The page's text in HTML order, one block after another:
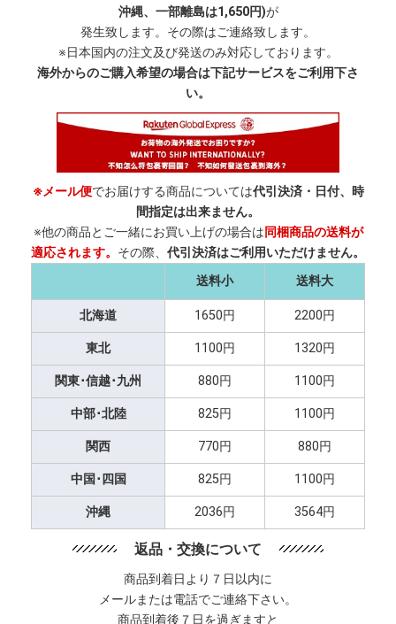
沖縄、一部離島は1,650円)が
発生致します。その際はご連絡致します。
※日本国内の注文及び発送のみ対応しております。
海外からのご購入希望の場合は下記サービスをご利用下さ
い。
※メール便でお届けする商品については代引決済・日付、時
間指定は出来ません。
※他の商品とご一緒にお買い上げの場合は同梱商品の送料が
適応されます。 その際、 代引決済はご利用いただけません。
送料小
送料大
北海道 1650円 2200円
東北 1100円 1320円
関東･信越･九州 880円 1100円
中部･北陸 825円 1100円
関西 770円 880円
中国･四国 825円 1100円
沖縄 2036円 3564円
返品・交換について
商品到着日より７日以内に
メールまたは電話でご連絡下さい。
商品到着後７日を過ぎますと